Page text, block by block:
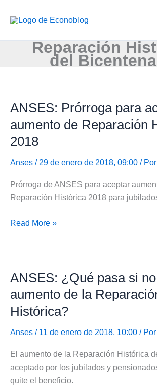
Reparación
del
ANSES: Prórroga para
aumento de Reparación
2018
Anses / 29 de enero de 2018, 09:00 / Por
Prórroga de ANSES para aceptar
Reparación Histórica 2018 para
ANSES:
aumento
Reparación
Histórica
2018
Read More »
ANSES: ¿Qué pasa si
aumento de la
Histórica?
Anses / 11 de enero de 2018, 10:00 / Por
El aumento de la Reparación Histórica
aceptado por los jubilados y
quite el beneficio.